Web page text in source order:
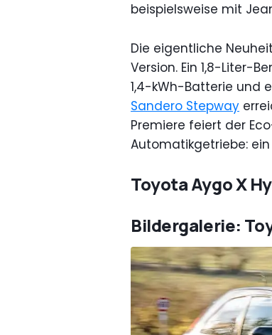
beispielsweise mit
Die eigentliche
Version. Ein 1,8-Liter-
1,4-kWh-Batterie und
Sandero Stepway
Premiere feiert der
Automatikgetriebe: ein
Toyota Aygo X
Bildergalerie: